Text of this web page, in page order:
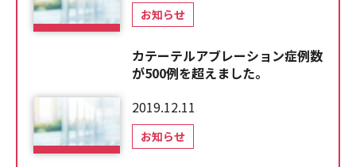
お知らせ
カテーテルアブレーション症例数
が500例を超えました。
2019.12.11
お知らせ